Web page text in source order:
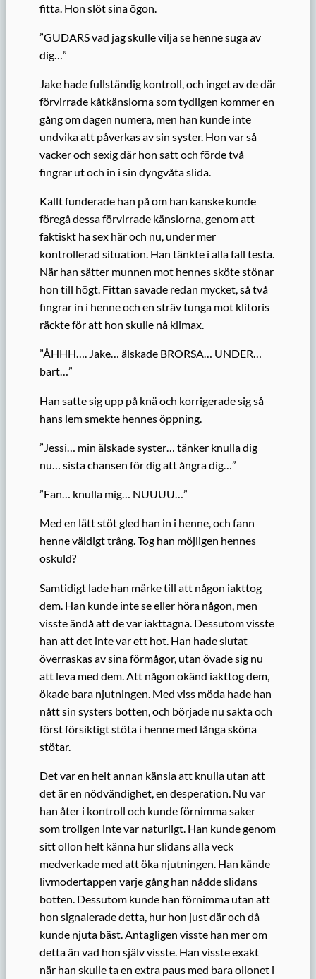
fitta. Hon slöt sina ögon.
”GUDARS vad jag skulle vilja se henne suga av
dig…”
Jake hade fullständig kontroll, och inget av de där
förvirrade kåtkänslorna som tydligen kommer en
gång om dagen numera, men han kunde inte
undvika att påverkas av sin syster. Hon var så
vacker och sexig där hon satt och förde två
fingrar ut och in i sin dyngvåta slida.
Kallt funderade han på om han kanske kunde
föregå dessa förvirrade känslorna, genom att
faktiskt ha sex här och nu, under mer
kontrollerad situation. Han tänkte i alla fall testa.
När han sätter munnen mot hennes sköte stönar
hon till högt. Fittan savade redan mycket, så två
fingrar in i henne och en sträv tunga mot klitoris
räckte för att hon skulle nå klimax.
”ÅHHH…. Jake… älskade BRORSA… UNDER…
bart…”
Han satte sig upp på knä och korrigerade sig så
hans lem smekte hennes öppning.
”Jessi… min älskade syster… tänker knulla dig
nu… sista chansen för dig att ångra dig…”
”Fan… knulla mig… NUUUU…”
Med en lätt stöt gled han in i henne, och fann
henne väldigt trång. Tog han möjligen hennes
oskuld?
Samtidigt lade han märke till att någon iakttog
dem. Han kunde inte se eller höra någon, men
visste ändå att de var iakttagna. Dessutom visste
han att det inte var ett hot. Han hade slutat
överraskas av sina förmågor, utan övade sig nu
att leva med dem. Att någon okänd iakttog dem,
ökade bara njutningen. Med viss möda hade han
nått sin systers botten, och började nu sakta och
först försiktigt stöta i henne med långa sköna
stötar.
Det var en helt annan känsla att knulla utan att
det är en nödvändighet, en desperation. Nu var
han åter i kontroll och kunde förnimma saker
som troligen inte var naturligt. Han kunde genom
sitt ollon helt känna hur slidans alla veck
medverkade med att öka njutningen. Han kände
livmodertappen varje gång han nådde slidans
botten. Dessutom kunde han förnimma utan att
hon signalerade detta, hur hon just där och då
kunde njuta bäst. Antagligen visste han mer om
detta än vad hon själv visste. Han visste exakt
när han skulle ta en extra paus med bara ollonet i